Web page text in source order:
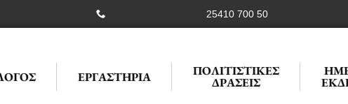
25410 700 50
ΕΡΓΑΣΤΗΡΙΑ ΠΟΛΙΤΙΣΤΙΚΕΣ
ΔΡΑΣΕΙΣ